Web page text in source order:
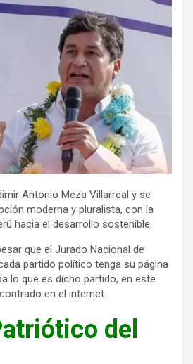
Antonio Meza Villarreal y se
moderna y pluralista, con la
hacia el desarrollo sostenible.
que el Jurado Nacional de
partido político tenga su página
lo que es dicho partido, en este
en el internet.
del